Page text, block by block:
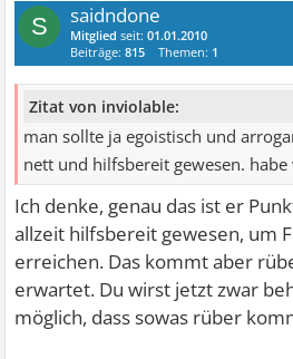
S saidndone
Mitglied seit:01.01.2010
Beiträge:815 Themen: 1
Zitat von inviolable:
man sollte ja egoistisch und
nett und hilfsbereit gewesen. habe
Ich denke, genau das ist er
allzeit hilfsbereit gewesen, um
erreichen. Das kommt aber
erwartet. Du wirst jetzt zwar
möglich, dass sowas rüber